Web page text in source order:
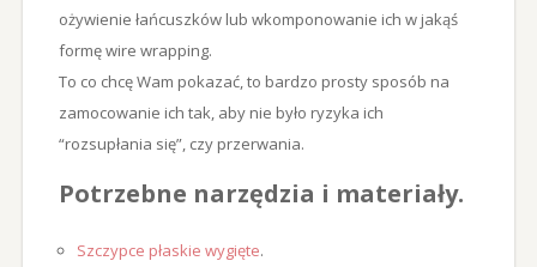
ożywienie łańcuszków lub wkomponowanie ich w jakąś
formę wire wrapping.
To co chcę Wam pokazać, to bardzo prosty sposób na
zamocowanie ich tak, aby nie było ryzyka ich
“rozsupłania się”, czy przerwania.
Potrzebne narzędzia i materiały.
Szczypce płaskie wygięte.